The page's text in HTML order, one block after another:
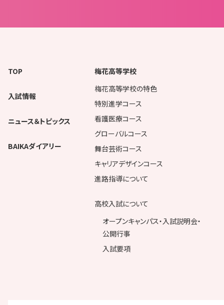
TOP
入試情報
ニュース＆トピックス
BAIKAダイアリー
梅花高等学校
梅花高等学校の特色
特別進学コース
看護医療コース
グローバルコース
舞台芸術コース
キャリアデザインコース
進路指導について
高校入試について
オープンキャンパス・入試説明会・
公開行事
入試要項